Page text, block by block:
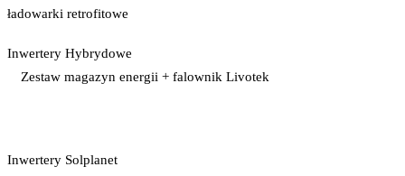
ładowarki retrofitowe
Inwertery Hybrydowe
Zestaw magazyn energii + falownik Livotek
Inwertery Solplanet